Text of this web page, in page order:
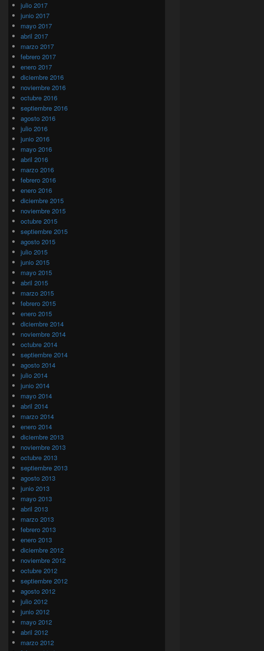
julio 2017
junio 2017
mayo 2017
abril 2017
marzo 2017
febrero 2017
enero 2017
diciembre 2016
noviembre 2016
octubre 2016
septiembre 2016
agosto 2016
julio 2016
junio 2016
mayo 2016
abril 2016
marzo 2016
febrero 2016
enero 2016
diciembre 2015
noviembre 2015
octubre 2015
septiembre 2015
agosto 2015
julio 2015
junio 2015
mayo 2015
abril 2015
marzo 2015
febrero 2015
enero 2015
diciembre 2014
noviembre 2014
octubre 2014
septiembre 2014
agosto 2014
julio 2014
junio 2014
mayo 2014
abril 2014
marzo 2014
enero 2014
diciembre 2013
noviembre 2013
octubre 2013
septiembre 2013
agosto 2013
junio 2013
mayo 2013
abril 2013
marzo 2013
febrero 2013
enero 2013
diciembre 2012
noviembre 2012
octubre 2012
septiembre 2012
agosto 2012
julio 2012
junio 2012
mayo 2012
abril 2012
marzo 2012